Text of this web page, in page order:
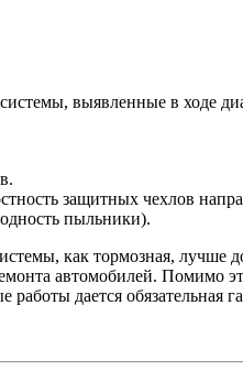
выявленные в ходе
защитных чехлов
пыльники).
как тормозная, лучше
автомобилей. Помимо
дается обязательная